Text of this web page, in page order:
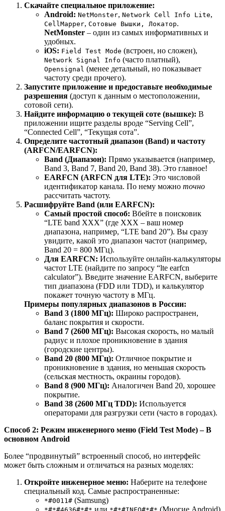
Скачайте специальное приложение:
Android: NetMonster, Network Cell Info Lite,
CellMapper, Сотовые Вышки, Локатор.
NetMonster – один из самых информативных и
удобных.
iOS: Field Test Mode (встроен, но сложен),
Network Signal Info (часто платный),
Opensignal (менее детальный, но показывает
частоту среди прочего).
Запустите приложение и предоставьте необходимые
разрешения (доступ к данным о местоположении,
сотовой сети).
Найдите информацию о текущей соте (вышке): В
приложении ищите разделы вроде “Serving Cell”,
“Connected Cell”, “Текущая сота”.
Определите частотный диапазон (Band) и частоту
(ARFCN/EARFCN):
Band (Диапазон): Прямо указывается (например,
Band 3, Band 7, Band 20, Band 38). Это главное!
EARFCN (ARFCN для LTE): Это числовой
идентификатор канала. По нему можно точно
рассчитать частоту.
Расшифруйте Band (или EARFCN):
Самый простой способ: Вбейте в поисковик
“LTE band XXX” (где XXX – ваш номер
диапазона, например, “LTE band 20”). Вы сразу
увидите, какой это диапазон частот (например,
Band 20 = 800 МГц).
Для EARFCN: Используйте онлайн-калькуляторы
частот LTE (найдите по запросу “lte earfcn
calculator”). Введите значение EARFCN, выберите
тип диапазона (FDD или TDD), и калькулятор
покажет точную частоту в МГц.
Примеры популярных диапазонов в России:
Band 3 (1800 МГц): Широко распространен,
баланс покрытия и скорости.
Band 7 (2600 МГц): Высокая скорость, но малый
радиус и плохое проникновение в здания
(городские центры).
Band 20 (800 МГц): Отличное покрытие и
проникновение в здания, но меньшая скорость
(сельская местность, окраины городов).
Band 8 (900 МГц): Аналогичен Band 20, хорошее
покрытие.
Band 38 (2600 МГц TDD): Используется
операторами для разгрузки сети (часто в городах).
Способ 2: Режим инженерного меню (Field Test Mode) – В
основном Android
Более “продвинутый” встроенный способ, но интерфейс
может быть сложным и отличаться на разных моделях:
Откройте инженерное меню: Наберите на телефоне
специальный код. Самые распространенные:
*#0011# (Samsung)
или (Многие Android)